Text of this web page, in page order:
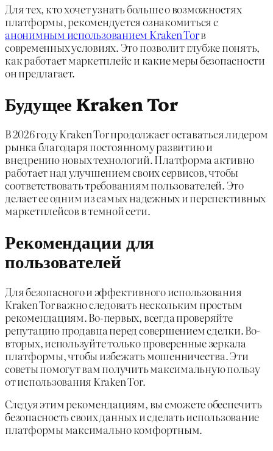
Для тех, кто хочет узнать больше о возможностях
платформы, рекомендуется ознакомиться с
анонимным использованием Kraken Torв
современных условиях. Это позволит глубже понять,
как работает маркетплейс и какие меры безопасности
он предлагает.
Будущее Kraken Tor
В 2026 году Kraken Tor продолжает оставаться лидером
рынка благодаря постоянному развитию и
внедрению новых технологий. Платформа активно
работает над улучшением своих сервисов, чтобы
соответствовать требованиям пользователей. Это
делает ее одним из самых надежных и перспективных
маркетплейсов в темной сети.
Рекомендации для
пользователей
Для безопасного и эффективного использования
Kraken Tor важно следовать нескольким простым
рекомендациям. Во-первых, всегда проверяйте
репутацию продавца перед совершением сделки. Во-
вторых, используйте только проверенные зеркала
платформы, чтобы избежать мошенничества. Эти
советы помогут вам получить максимальную пользу
от использования Kraken Tor.
Следуя этим рекомендациям, вы сможете обеспечить
безопасность своих данных и сделать использование
платформы максимально комфортным.